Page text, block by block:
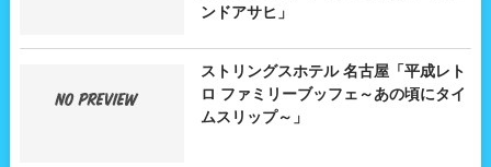
ンドアサヒ」
ストリングスホテル 名古屋「平成レト
ロ ファミリーブッフェ～あの頃にタイ
ムスリップ～」